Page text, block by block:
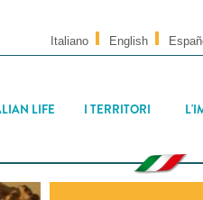
Italiano English
LIFE I TERRITORI